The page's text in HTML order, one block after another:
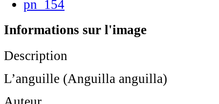
Informations sur l'image
Description
L’anguille (Anguilla anguilla)